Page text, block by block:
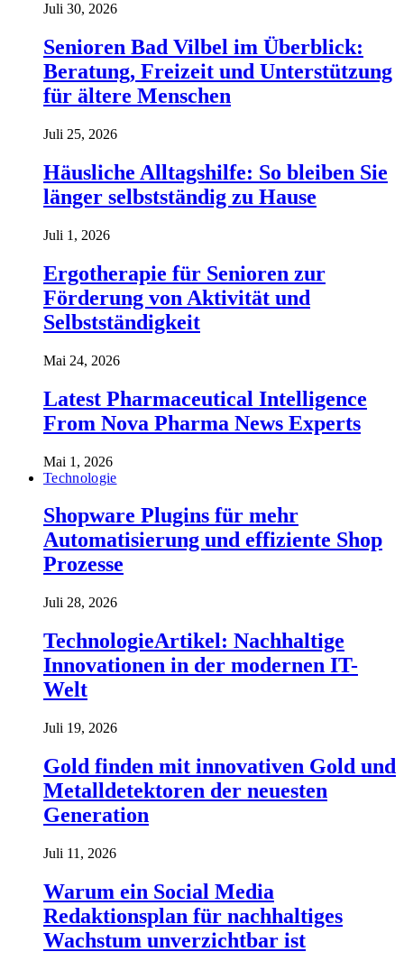
Juli 30, 2026
Senioren Bad Vilbel im Überblick:
Beratung, Freizeit und Unterstützung
für ältere Menschen
Juli 25, 2026
Häusliche Alltagshilfe: So bleiben Sie
länger selbstständig zu Hause
Juli 1, 2026
Ergotherapie für Senioren zur
Förderung von Aktivität und
Selbstständigkeit
Mai 24, 2026
Latest Pharmaceutical Intelligence
From Nova Pharma News Experts
Mai 1, 2026
Technologie
Shopware Plugins für mehr
Automatisierung und effiziente Shop
Prozesse
Juli 28, 2026
TechnologieArtikel: Nachhaltige
Innovationen in der modernen IT-
Welt
Juli 19, 2026
Gold finden mit innovativen Gold und
Metalldetektoren der neuesten
Generation
Juli 11, 2026
Warum ein Social Media
Redaktionsplan für nachhaltiges
Wachstum unverzichtbar ist